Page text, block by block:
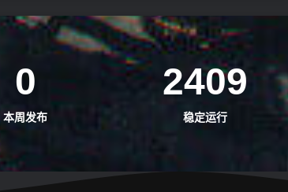
0
本周发布
2409
稳定运行